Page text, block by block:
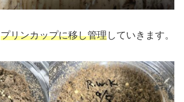
プリンカップに移し管理していきます。